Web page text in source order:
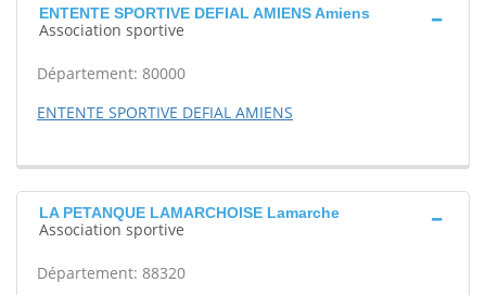
ENTENTE SPORTIVE DEFIAL AMIENS Amiens
Association sportive
Département: 80000
ENTENTE SPORTIVE DEFIAL AMIENS
LA PETANQUE LAMARCHOISE Lamarche
Association sportive
Département: 88320